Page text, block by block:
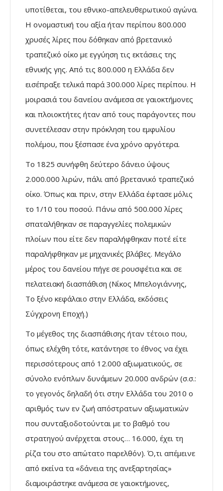
υποτίθεται, του εθνικο-απελευθερωτικού αγώνα.
Η ονοµαστική του αξία ήταν περίπου 800.000
χρυσές λίρες που δόθηκαν από βρετανικό
τραπεζικό οίκο µε εγγύηση τις εκτάσεις της
εθνικής γης. Από τις 800.000 η Ελλάδα δεν
εισέπραξε τελικά παρά 300.000 λίρες περίπου. Η
µοιρασιά του δανείου ανάµεσα σε γαιοκτήµονες
και πλοιοκτήτες ήταν από τους παράγοντες που
συνετέλεσαν στην πρόκληση του εµφυλίου
πολέµου, που ξέσπασε ένα χρόνο αργότερα.
Το 1825 συνήφθη δεύτερο δάνειο ύψους
2.000.000 λιρών, πάλι από βρετανικό τραπεζικό
οίκο. Όπως και πριν, στην Ελλάδα έφτασε µόλις
το 1/10 του ποσού. Πάνω από 500.000 λίρες
σπαταλήθηκαν σε παραγγελίες πολεµικών
πλοίων που είτε δεν παραλήφθηκαν ποτέ είτε
παραλήφθηκαν µε µηχανικές βλάβες. Μεγάλο
µέρος του δανείου πήγε σε ρουσφέτια και σε
πελατειακή διασπάθιση (Νίκος Μπελογιάννης,
Το ξένο κεφάλαιο στην Ελλάδα, εκδόσεις
Σύγχρονη Εποχή.)
Το µέγεθος της διασπάθισης ήταν τέτοιο που,
όπως ελέχθη τότε, κατάντησε το έθνος να έχει
περισσότερους από 12.000 αξιωµατικούς, σε
σύνολο ενόπλων δυνάµεων 20.000 ανδρών (σ.σ.:
το γεγονός δηλαδή ότι στην Ελλάδα του 2010 ο
αριθµός των εν ζωή απόστρατων αξιωµατικών
που συνταξιοδοτούνται µε το βαθµό του
στρατηγού ανέρχεται στους… 16.000, έχει τη
ρίζα του στο απώτατο παρελθόν). Ό,τι απέµεινε
από εκείνα τα «δάνεια της ανεξαρτησίας»
διαµοιράστηκε ανάµεσα σε γαιοκτήµονες,